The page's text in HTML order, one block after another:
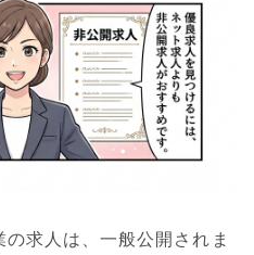
求人は、一般公開されま